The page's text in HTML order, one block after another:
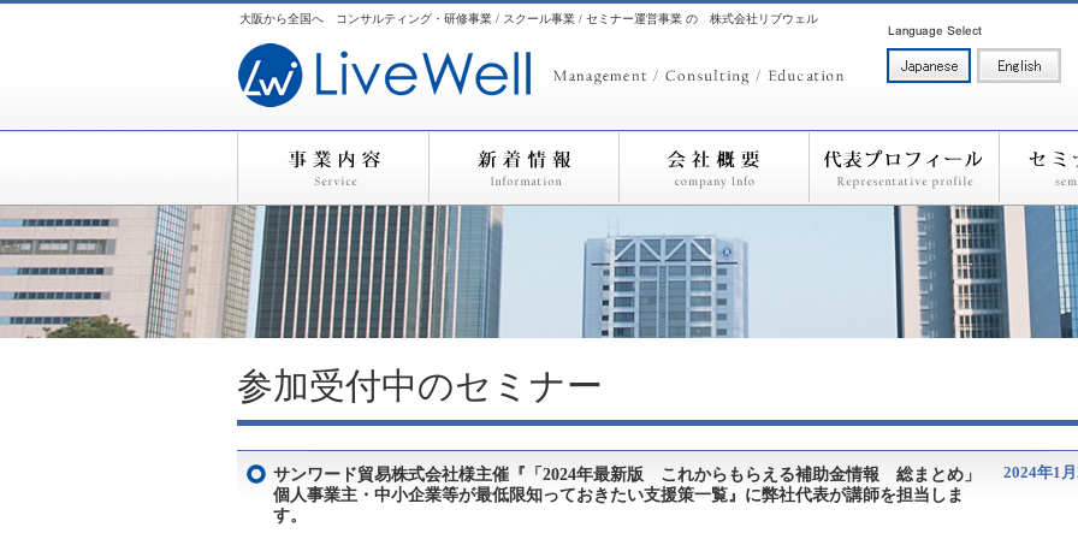
大阪から全国へ コンサルティング・研修事業 / スクール事業 / セミナー運営事業 の 株式会社リブウェル
参加受付中のセミナー
サンワード貿易株式会社様主催『「2024年最新版 これからもらえる補助金情報 総まとめ」
個人事業主・中小企業等が最低限知っておきたい支援策一覧』に弊社代表が講師を担当しま
す。
2024年1